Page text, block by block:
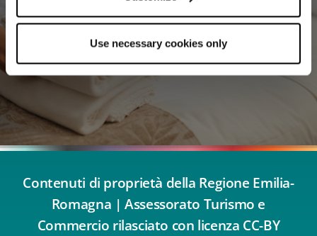
Use necessary cookies only
PRENOTA
Contenuti di proprietà della Regione Emilia-
Romagna | Assessorato Turismo e
Commercio rilasciato con licenza CC-BY